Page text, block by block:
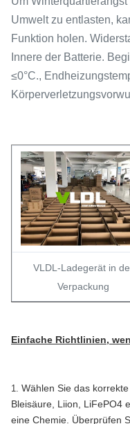
Umwelt zu entlasten,
Funktion holen.
Innere der Batterie.
≤0°C.,
VLDL-Ladegerät in
Verpackung
Einfache Richtlinien,
1. Wählen Sie das
Bleisäure, Liion, LiFePO4
eine Chemie. Überprüfen